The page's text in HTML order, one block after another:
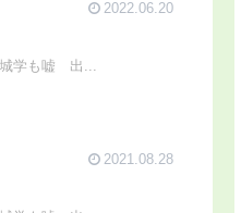
2022.06.20
城学も嘘 出...
2021.08.28